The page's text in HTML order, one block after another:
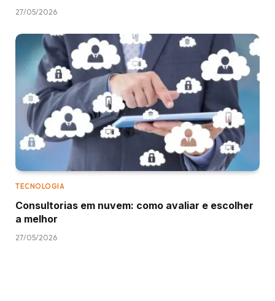
27/05/2026
TECNOLOGIA
Consultorias em nuvem: como avaliar e escolher
a melhor
27/05/2026